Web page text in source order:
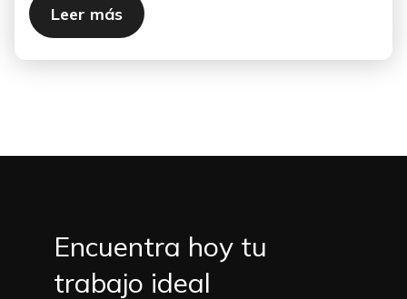
Leer más
Encuentra hoy tu
trabajo ideal